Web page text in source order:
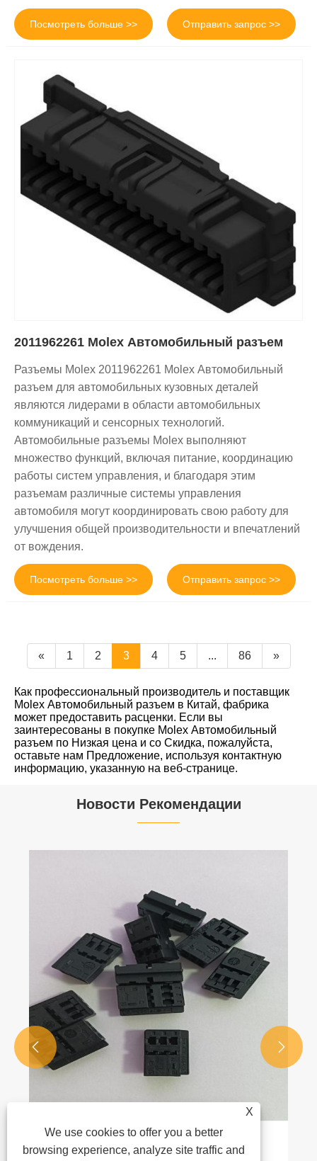
Посмотреть больше >> Отправить запрос >>
2011962261 Molex Автомобильный разъем
Разъемы Molex 2011962261 Molex Автомобильный
разъем для автомобильных кузовных деталей
являются лидерами в области автомобильных
коммуникаций и сенсорных технологий.
Автомобильные разъемы Molex выполняют
множество функций, включая питание, координацию
работы систем управления, и благодаря этим
разъемам различные системы управления
автомобиля могут координировать свою работу для
улучшения общей производительности и впечатлений
от вождения.
Посмотреть больше >> Отправить запрос >>
« 1 2 3 4 5 ... 86 »
Как профессиональный производитель и поставщик
Molex Автомобильный разъем в Китай, фабрика
может предоставить расценки. Если вы
заинтересованы в покупке Molex Автомобильный
разъем по Низкая цена и со Скидка, пожалуйста,
оставьте нам Предложение, используя контактную
информацию, указанную на веб-странице.
Новости Рекомендации
Тестирование качества продукции
 
X
We use cookies to offer you a better
browsing experience, analyze site traffic and